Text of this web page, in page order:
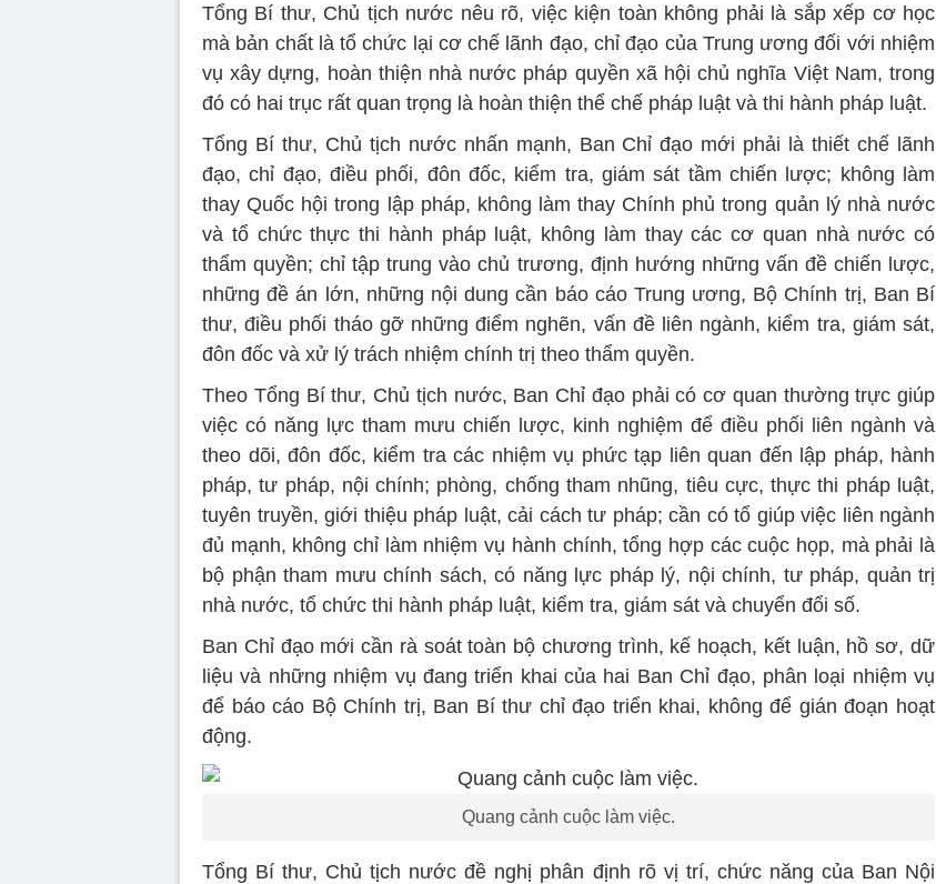
Tổng Bí thư, Chủ tịch nước nêu rõ, việc kiện toàn không phải là sắp xếp cơ học
mà bản chất là tổ chức lại cơ chế lãnh đạo, chỉ đạo của Trung ương đối với nhiệm
vụ xây dựng, hoàn thiện nhà nước pháp quyền xã hội chủ nghĩa Việt Nam, trong
đó có hai trục rất quan trọng là hoàn thiện thể chế pháp luật và thi hành pháp luật.
Tổng Bí thư, Chủ tịch nước nhấn mạnh, Ban Chỉ đạo mới phải là thiết chế lãnh
đạo, chỉ đạo, điều phối, đôn đốc, kiểm tra, giám sát tầm chiến lược; không làm
thay Quốc hội trong lập pháp, không làm thay Chính phủ trong quản lý nhà nước
và tổ chức thực thi hành pháp luật, không làm thay các cơ quan nhà nước có
thẩm quyền; chỉ tập trung vào chủ trương, định hướng những vấn đề chiến lược,
những đề án lớn, những nội dung cần báo cáo Trung ương, Bộ Chính trị, Ban Bí
thư, điều phối tháo gỡ những điểm nghẽn, vấn đề liên ngành, kiểm tra, giám sát,
đôn đốc và xử lý trách nhiệm chính trị theo thẩm quyền.
Theo Tổng Bí thư, Chủ tịch nước, Ban Chỉ đạo phải có cơ quan thường trực giúp
việc có năng lực tham mưu chiến lược, kinh nghiệm để điều phối liên ngành và
theo dõi, đôn đốc, kiểm tra các nhiệm vụ phức tạp liên quan đến lập pháp, hành
pháp, tư pháp, nội chính; phòng, chống tham nhũng, tiêu cực, thực thi pháp luật,
tuyên truyền, giới thiệu pháp luật, cải cách tư pháp; cần có tổ giúp việc liên ngành
đủ mạnh, không chỉ làm nhiệm vụ hành chính, tổng hợp các cuộc họp, mà phải là
bộ phận tham mưu chính sách, có năng lực pháp lý, nội chính, tư pháp, quản trị
nhà nước, tổ chức thi hành pháp luật, kiểm tra, giám sát và chuyển đổi số.
Ban Chỉ đạo mới cần rà soát toàn bộ chương trình, kế hoạch, kết luận, hồ sơ, dữ
liệu và những nhiệm vụ đang triển khai của hai Ban Chỉ đạo, phân loại nhiệm vụ
để báo cáo Bộ Chính trị, Ban Bí thư chỉ đạo triển khai, không để gián đoạn hoạt
động.
Quang cảnh cuộc làm việc.
Tổng Bí thư, Chủ tịch nước đề nghị phân định rõ vị trí, chức năng của Ban Nội